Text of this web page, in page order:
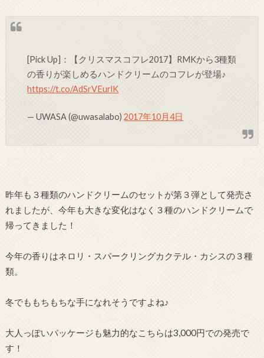
[Pick Up]：【クリスマスコフレ2017】RMKから3種類
の香りが楽しめるハンドクリームのコフレが登場♪
https://t.co/AdSrVEurlK
— UWASA (@uwasalabo)2017年10月4日
昨年も３種類のハンドクリームのセットが第３弾として発売さ
れましたが、今年も大きな変化はなく３種のハンドクリームで
帰ってきました！
今年の香りはネロリ・スパークリングカクテル・カシスの３種
類。
冬でももちもちな手になれそうですよね♪
大人っぽいパッケージも魅力的なこちらは3,000円での発売で
す！